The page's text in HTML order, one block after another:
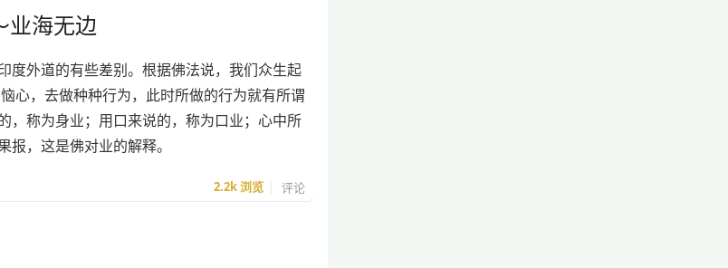
业海无边
度外道的有些差别。根据佛法说，我们众生起
心，去做种种行为，此时所做的行为就有所谓
，称为身业；用口来说的，称为口业；心中所
，这是佛对业的解释。
2.2k浏览 评论